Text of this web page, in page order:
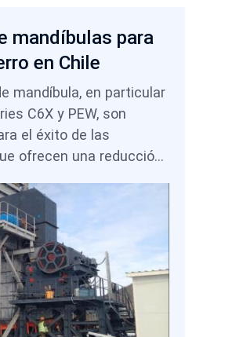
mandíbulas para
en Chile
mandíbula, en particular
C6X y PEW, son
el éxito de las
ofrecen una reducción
y permiten
mediante
o móviles. Al
adecuada de
los productores
un alto
el polvo y los costos,